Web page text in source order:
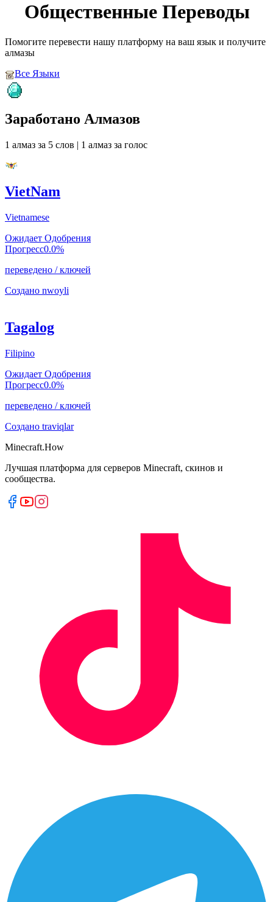
Общественные Переводы
Помогите перевести нашу платформу на ваш язык и получите
алмазы
Все Языки
Заработано Алмазов
1 алмаз за 5 слов | 1 алмаз за голос
VietNam
Vietnamese
Ожидает Одобрения
Прогресс0.0%
переведено /ключей
Создано nwoyli
Tagalog
Filipino
Ожидает Одобрения
Прогресс0.0%
переведено /ключей
Создано traviqlar
Minecraft.How
Лучшая платформа для серверов Minecraft, скинов и
сообщества.